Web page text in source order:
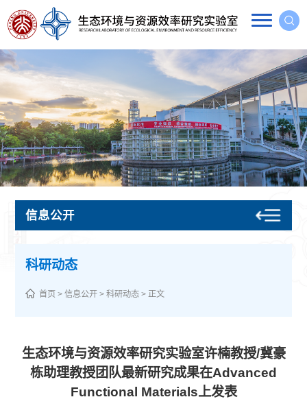
信息公开
科研动态
首页 >信息公开 >科研动态 > 正文
生态环境与资源效率研究实验室许楠教授/冀豪
栋助理教授团队最新研究成果在Advanced
Functional Materials上发表